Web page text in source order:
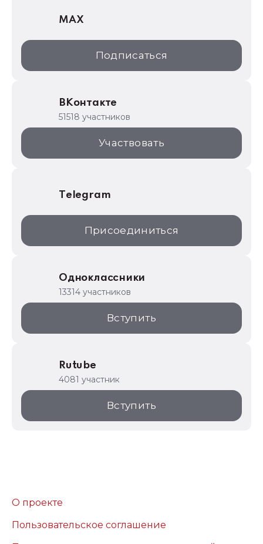
1С:Дистрибьюция
1С:Образование
ИТС.1C.ru
1С:Торговая площадка
MAX
Подписаться
ВКонтакте
51518 участников
Участвовать
Telegram
Присоединиться
Одноклассники
13314 участников
Вступить
Rutube
4081 участник
Вступить
О проекте
Пользовательское соглашение